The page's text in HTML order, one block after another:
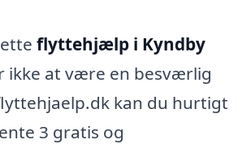
flyttehjælp i Kyndby
ikke at være en besværlig
kan du hurtigt
3 gratis og